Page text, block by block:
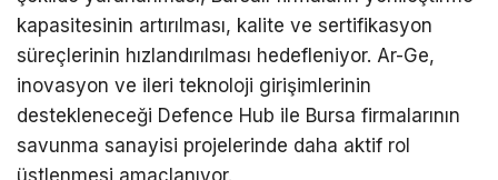
kapasitesinin artırılması, kalite ve sertifikasyon
süreçlerinin hızlandırılması hedefleniyor. Ar-Ge,
inovasyon ve ileri teknoloji girişimlerinin
destekleneceği Defence Hub ile Bursa firmalarının
savunma sanayisi projelerinde daha aktif rol